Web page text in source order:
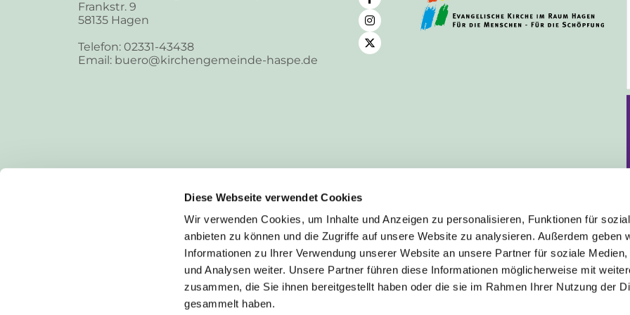
Diese Webseite verwendet Cookies
Wir verwenden Cookies, um Inhalte und Anzeigen zu personalisieren, Funktionen für
anbieten zu können und die Zugriffe auf unsere Website zu analysieren. Außerdem geben
Informationen zu Ihrer Verwendung unserer Website an unsere Partner für soziale Medien,
und Analysen weiter. Unsere Partner führen diese Informationen möglicherweise mit
zusammen, die Sie ihnen bereitgestellt haben oder die sie im Rahmen Ihrer Nutzung der
gesammelt haben.
Frankstr. 9
58135 Hagen
Telefon: 02331-43438
Email: buero@kirchengemeinde-haspe.de
Deutsch
Impressum ChurchDesk-